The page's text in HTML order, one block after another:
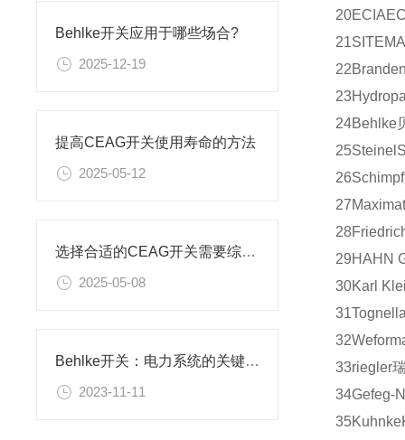
Behlke开关应用于哪些场合?
2025-12-19
提高CEAG开关使用寿命的方法
2025-05-12
选择合适的CEAG开关需要综合考虑多个因素
2025-05-08
Behlke开关：电力系统的关键控制设备
2023-11-11
20ECIA
21
22
23
24Behlke
25Steinel
26Schimpf
27
28
29HAHN
30Karl
31
32
33riegler
34Gefeg-
35Kuhnke